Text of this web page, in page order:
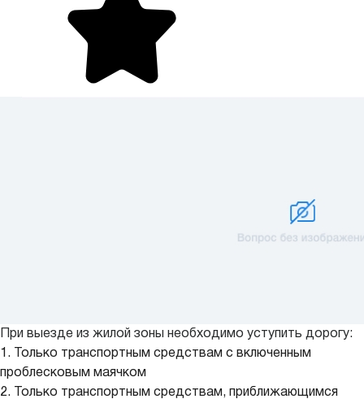
При выезде из жилой зоны необходимо уступить дорогу:
1. Только транспортным средствам с включенным
проблесковым маячком
2. Только транспортным средствам, приближающимся